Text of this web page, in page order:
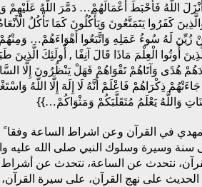
اللَّهُ فَأَحْبَطَ أَعْمَالَهُمْ… دَمَّرَ اللَّهُ عَلَيْهِمْ
كَفَرُوا يَتَمَتَّعُونَ وَيَأْكُلُونَ كَمَا تَأْكُلُ
لَهُ سُوءُ عَمَلِهِ وَاتَّبَعُوا أَهْوَاءَهُمْ…
أُوتُوا الْعِلْمَ مَاذَا قَالَ آنِفًا , أُولَئِكَ الَّذِينَ
هُدًى وَآتَاهُمْ تَقْوَاهُمْ فَهَلْ يَنْظُرُونَ إِلَّا
ذِكْرَاهُمْ فَاعْلَمْ أَنَّهُ لَا إِلَهَ إِلَّا اللَّهُ
وَاللَّهُ يَعْلَمُ مُتَقَلَّبَكُمْ وَمَثْوَاكُمْ…}}
في القرآن وعن اشراط الساعة وفقا
سنة وسيرة وسلوك النبي صلى الله عليه
نتحدث عن الساعة، نتحدث عن
على نهج القرآن، على سيرة القرآن،